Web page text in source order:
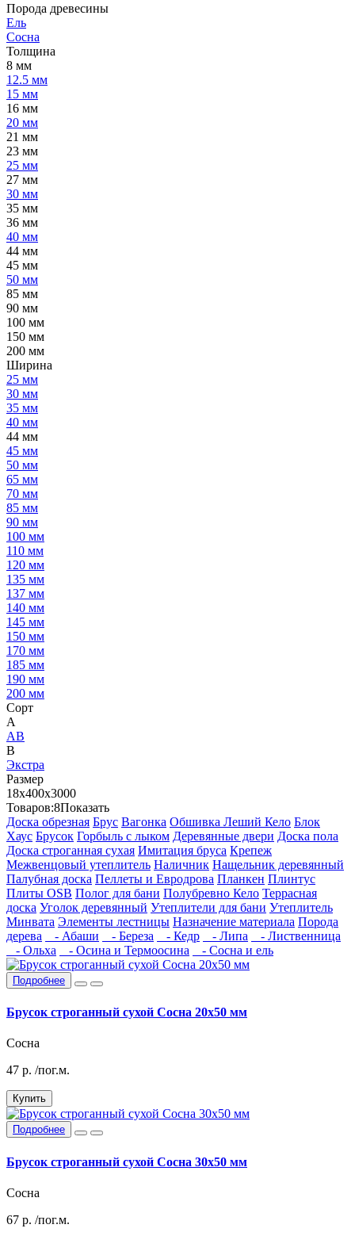
Порода древесины
Ель
Сосна
Толщина
8 мм
12.5 мм
15 мм
16 мм
20 мм
21 мм
23 мм
25 мм
27 мм
30 мм
35 мм
36 мм
40 мм
44 мм
45 мм
50 мм
85 мм
90 мм
100 мм
150 мм
200 мм
Ширина
25 мм
30 мм
35 мм
40 мм
44 мм
45 мм
50 мм
65 мм
70 мм
85 мм
90 мм
100 мм
110 мм
120 мм
135 мм
137 мм
140 мм
145 мм
150 мм
170 мм
185 мм
190 мм
200 мм
Сорт
А
АВ
В
Экстра
Размер
18х400х3000
Товаров:8Показать
Доска обрезная Брус Вагонка Обшивка Леший Кело Блок
Хаус Брусок Горбыль с лыком Деревянные двери Доска пола
Доска строганная сухая Имитация бруса Крепеж
Межвенцовый утеплитель Наличник Нащельник деревянный
Палубная доска Пеллеты и Евродрова Планкен Плинтус
Плиты OSB Полог для бани Полубревно Кело Террасная
доска Уголок деревянный Утеплители для бани Утеплитель
Минвата Элементы лестницы Назначение материала Порода
дерева
- Абаши - Береза - Кедр - Липа
- Лиственница
- Ольха
- Осина и Термоосина - Сосна и ель
Подробнее
Брусок строганный сухой Сосна 20х50 мм
Сосна
47 р. /пог.м.
Купить
Подробнее
Брусок строганный сухой Сосна 30х50 мм
Сосна
67 р. /пог.м.